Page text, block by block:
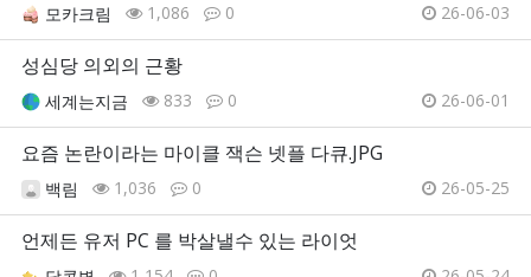
모카크림 1,086 0 26-06-03
성심당 의외의 근황
세계는지금 833 0 26-06-01
요즘 논란이라는 마이클 잭슨 넷플 다큐.JPG
백림 1,036 0 26-05-25
언제든 유저 PC 를 박살낼수 있는 라이엇